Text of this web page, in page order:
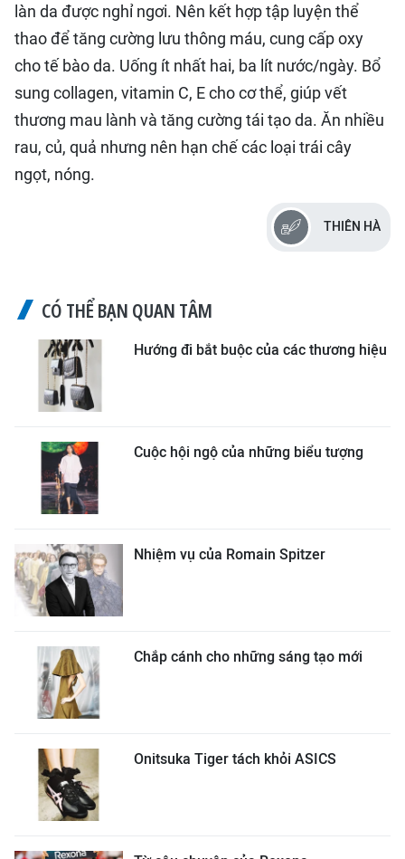
làn da được nghỉ ngơi. Nên kết hợp tập luyện thể
thao để tăng cường lưu thông máu, cung cấp oxy
cho tế bào da. Uống ít nhất hai, ba lít nước/ngày. Bổ
sung collagen, vitamin C, E cho cơ thể, giúp vết
thương mau lành và tăng cường tái tạo da. Ăn nhiều
rau, củ, quả nhưng nên hạn chế các loại trái cây
ngọt, nóng.
THIÊN HÀ
CÓ THỂ BẠN QUAN TÂM
Hướng đi bắt buộc của các thương hiệu
Cuộc hội ngộ của những biểu tượng
Nhiệm vụ của Romain Spitzer
Chắp cánh cho những sáng tạo mới
Onitsuka Tiger tách khỏi ASICS